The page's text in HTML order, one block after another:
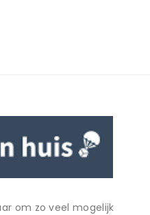
om zo veel mogelijk